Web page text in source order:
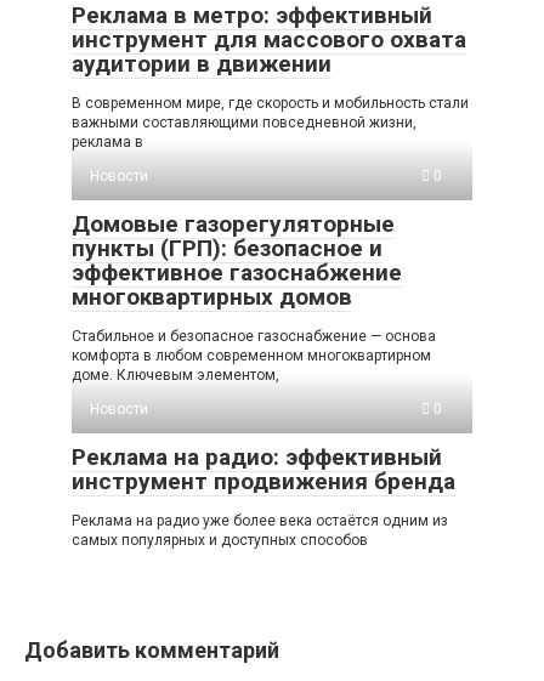
Реклама в метро: эффективный
инструмент для массового охвата
аудитории в движении
В современном мире, где скорость и мобильность стали
важными составляющими повседневной жизни,
реклама в
Новости
0
Домовые газорегуляторные
пункты (ГРП): безопасное и
эффективное газоснабжение
многоквартирных домов
Стабильное и безопасное газоснабжение — основа
комфорта в любом современном многоквартирном
доме. Ключевым элементом,
Новости
0
Реклама на радио: эффективный
инструмент продвижения бренда
Реклама на радио уже более века остаётся одним из
самых популярных и доступных способов
Добавить комментарий